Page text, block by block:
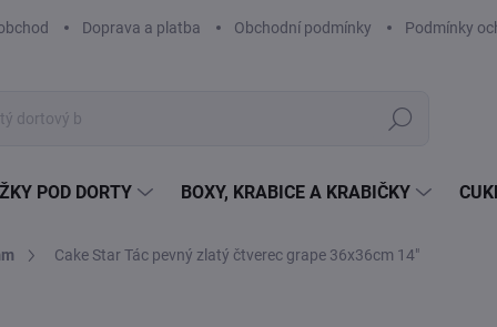
Doprava a platba Obchodní podmínky Podmínky
Hledat
POD DORTY BOXY, KRABICE A KRABIČKY
Cake Star Tác pevný zlatý čtverec grape 36x36cm 14"